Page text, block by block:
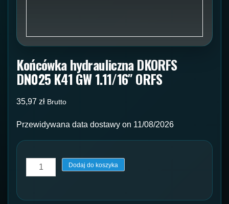
Końcówka hydrauliczna DKORFS
DN025 K41 GW 1.11/16″ ORFS
35,97 zł Brutto
Przewidywana data dostawy on 11/08/2026
ilość
Końcówka
Dodaj do koszyka